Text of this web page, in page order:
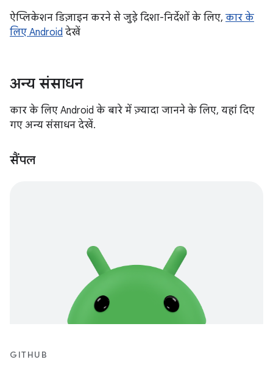
ऐप्लिकेशन डिज़ाइन करने से जुड़े दिशा-निर्देशों के लिए, कार के
लिए Android देखें
अन्य संसाधन
कार के लिए Android के बारे में ज़्यादा जानने के लिए, यहां दिए
गए अन्य संसाधन देखें.
सैंपल
GITHUB